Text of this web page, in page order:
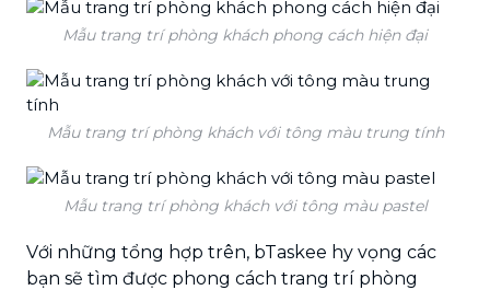
Mẫu trang trí phòng khách phong cách hiện đại
Mẫu trang trí phòng khách với tông màu trung tính
Mẫu trang trí phòng khách với tông màu pastel
Với những tổng hợp trên, bTaskee hy vọng các
bạn sẽ tìm được phong cách trang trí phòng